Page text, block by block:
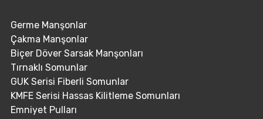
Germe Manşonlar
Çakma Manşonlar
Biçer Döver Sarsak Manşonları
Tırnaklı Somunlar
GUK Serisi Fiberli Somunlar
KMFE Serisi Hassas Kilitleme Somunları
Emniyet Pulları